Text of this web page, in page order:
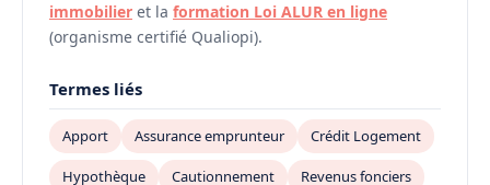
immobilier et la formation Loi ALUR en ligne
(organisme certifié Qualiopi).
Termes liés
Apport Assurance emprunteur Crédit Logement
Hypothèque Cautionnement Revenus fonciers